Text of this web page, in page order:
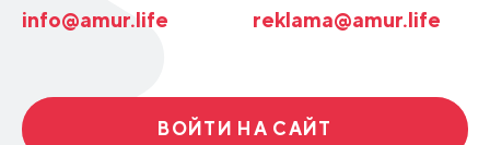
info@amur.life reklama@amur.life
ВОЙТИ НА САЙТ